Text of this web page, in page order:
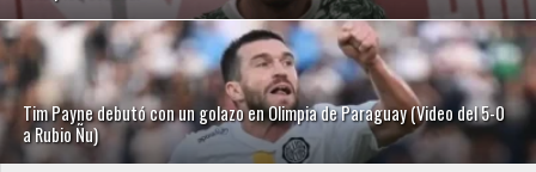
Tim Payne debutó con un golazo en Olimpia de Paraguay (Video del 5-0
a Rubio Ñu)